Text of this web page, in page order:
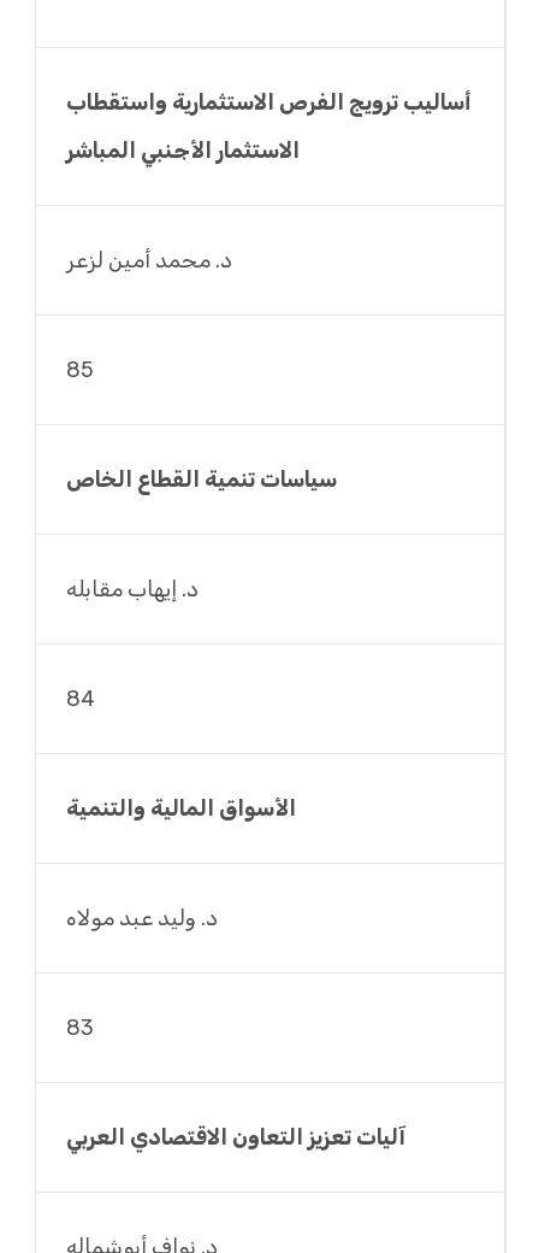
أساليب ترويج الفرص الاستثمارية واستقطاب
الاستثمار الأجنبي المباشر
د. محمد أمين لزعر
85
سياسات تنمية القطاع الخاص
د. إيهاب مقابله
84
الأسواق المالية والتنمية
د. وليد عبد مولاه
83
آليات تعزيز التعاون الاقتصادي العربي
د. نواف أبوشماله